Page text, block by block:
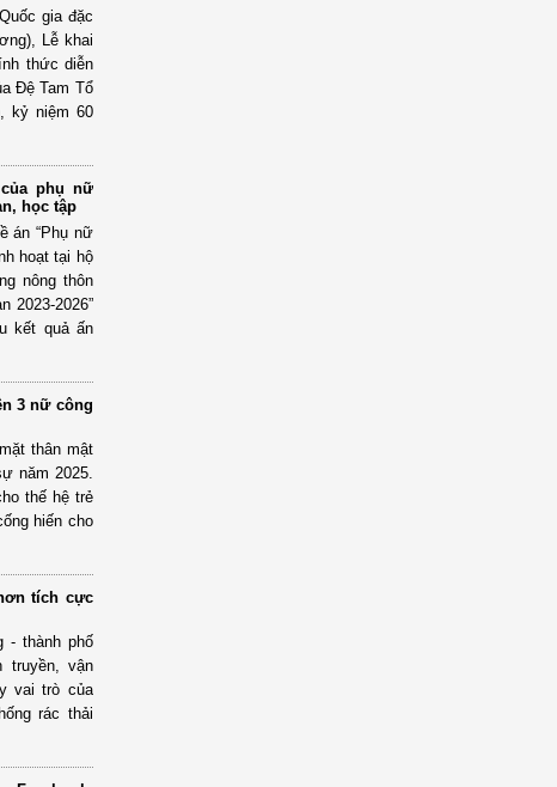
gia đặc
Lễ khai
thức diễn
Đệ Tam Tổ
kỷ niệm 60
phụ nữ
học tập
án “Phụ nữ
hoạt tại hộ
nông thôn
2023-2026”
kết quả ấn
3 nữ công
thân mật
năm 2025.
thế hệ trẻ
hiến cho
tích cực
- thành phố
truyền, vận
vai trò của
rác thải